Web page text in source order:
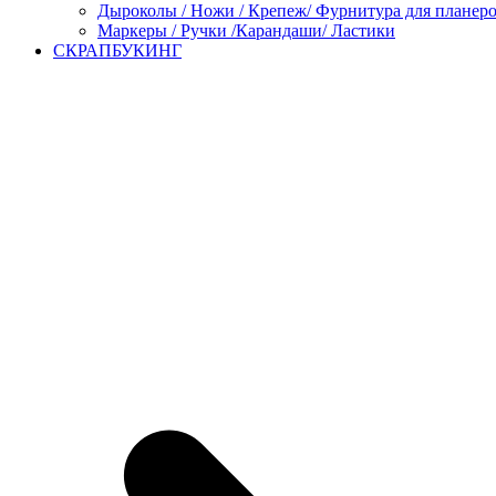
Дыроколы / Ножи / Крепеж/ Фурнитура для
Маркеры / Ручки /Карандаши/ Ластики
СКРАПБУКИНГ